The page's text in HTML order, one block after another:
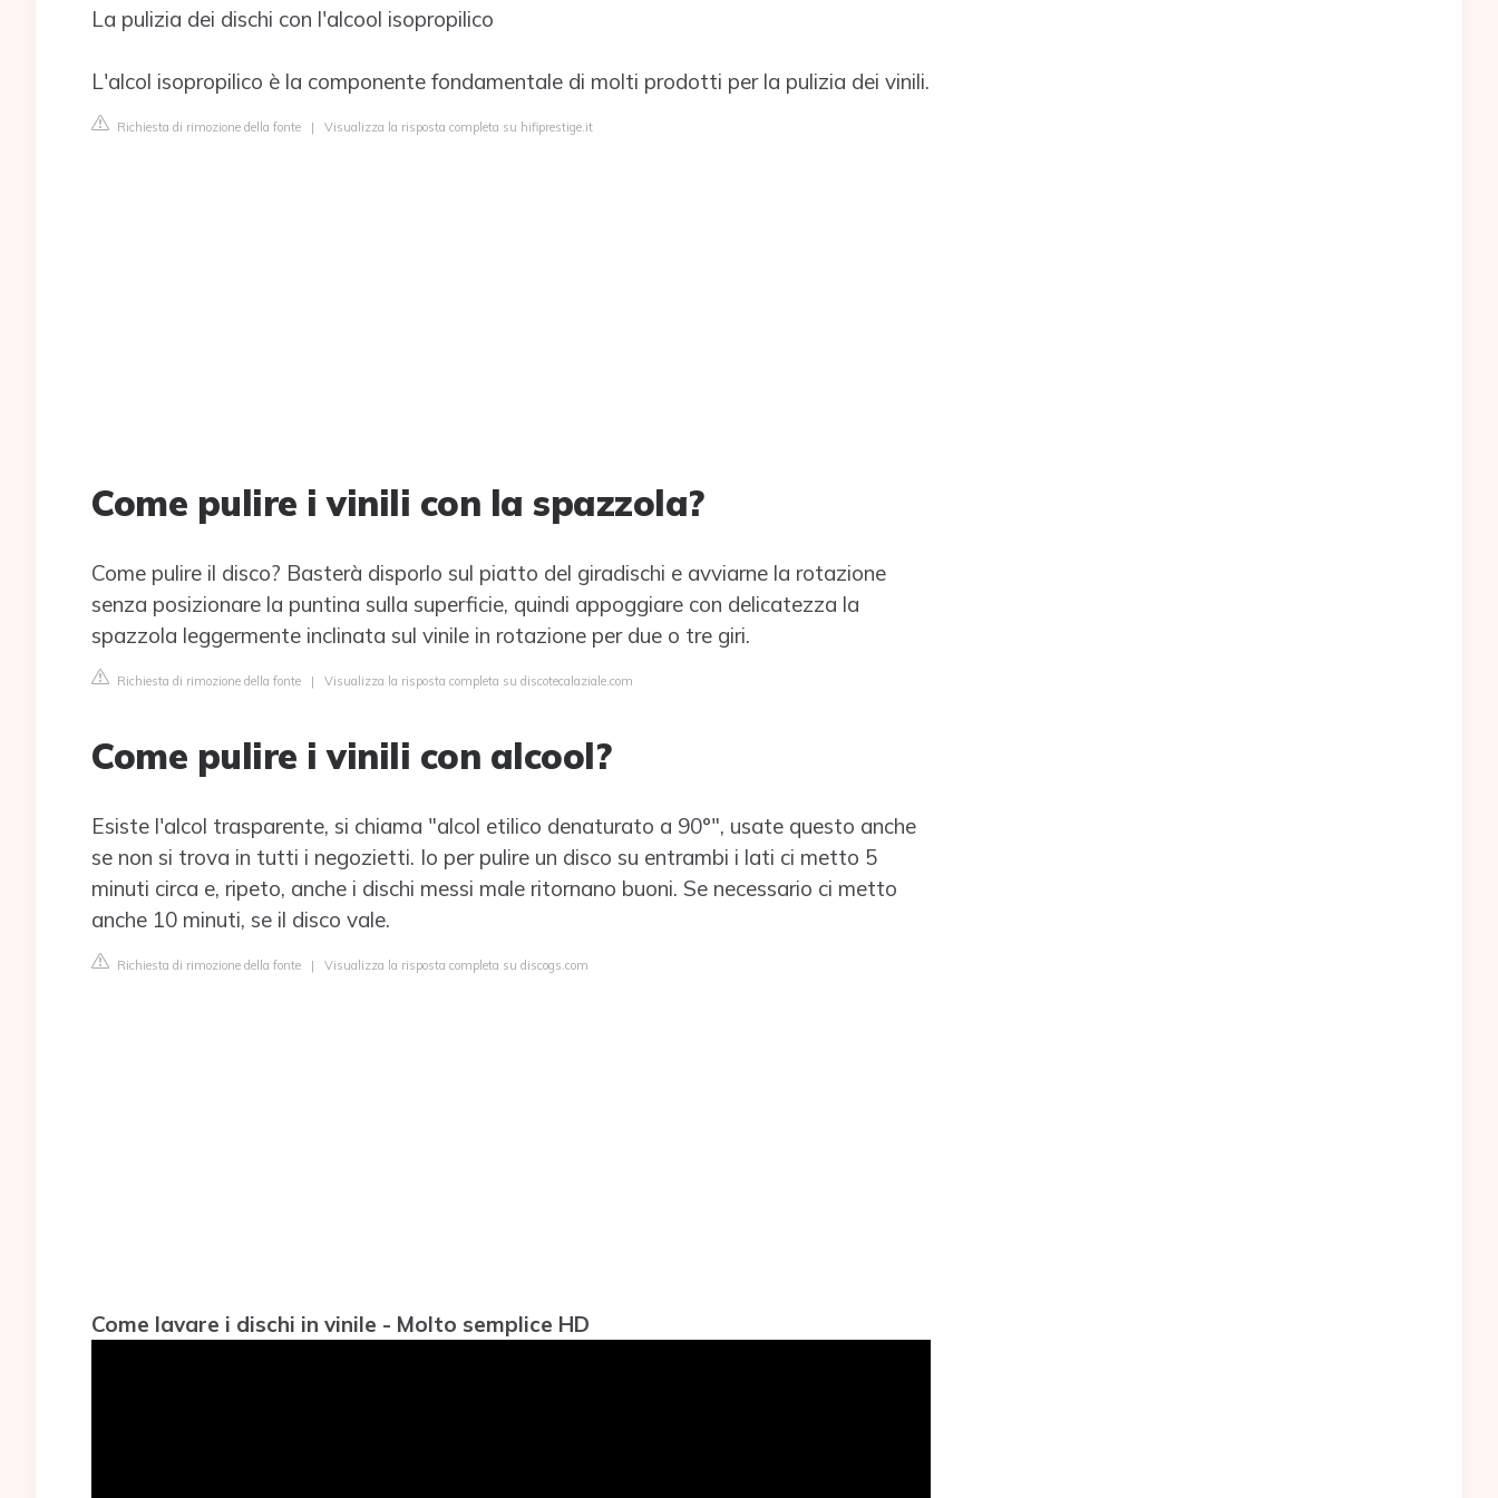
La pulizia dei dischi con l'alcool isopropilico
L'alcol isopropilico è la componente fondamentale di molti prodotti per la pulizia dei vinili.
Richiesta di rimozione della fonte | Visualizza la risposta completa su hifiprestige.it
Come pulire i vinili con la spazzola?
Come pulire il disco? Basterà disporlo sul piatto del giradischi e avviarne la rotazione
senza posizionare la puntina sulla superficie, quindi appoggiare con delicatezza la
spazzola leggermente inclinata sul vinile in rotazione per due o tre giri.
Richiesta di rimozione della fonte | Visualizza la risposta completa su discotecalaziale.com
Come pulire i vinili con alcool?
Esiste l'alcol trasparente, si chiama "alcol etilico denaturato a 90°", usate questo anche
se non si trova in tutti i negozietti. Io per pulire un disco su entrambi i lati ci metto 5
minuti circa e, ripeto, anche i dischi messi male ritornano buoni. Se necessario ci metto
anche 10 minuti, se il disco vale.
Richiesta di rimozione della fonte | Visualizza la risposta completa su discogs.com
Come lavare i dischi in vinile - Molto semplice HD